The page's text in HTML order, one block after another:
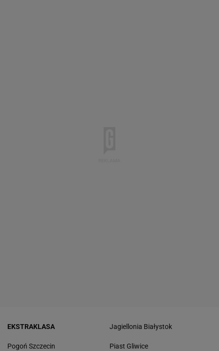
EKSTRAKLASA
Pogoń Szczecin
Jagiellonia Białystok
Piast Gliwice